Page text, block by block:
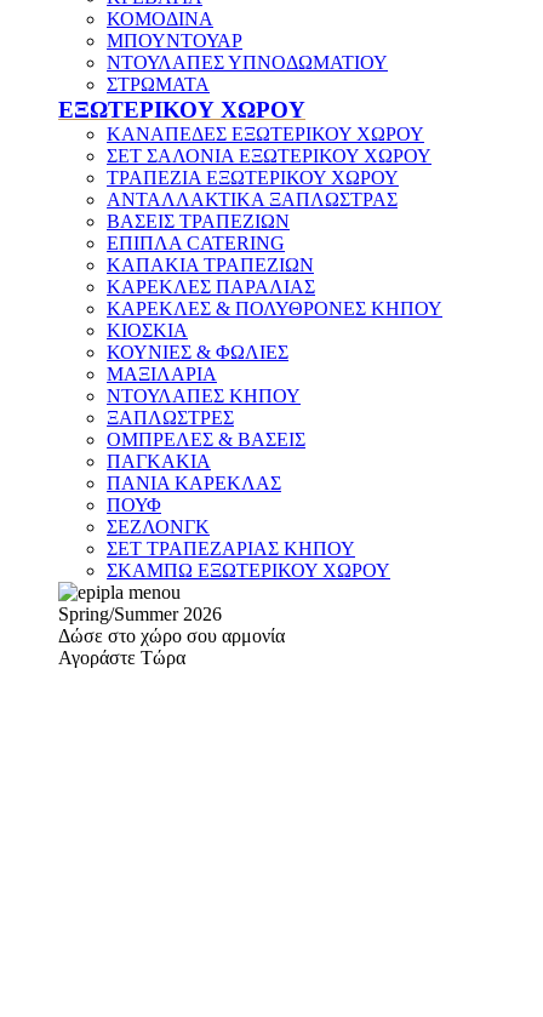
ΚΟΜΟΔΙΝΑ
ΜΠΟΥΝΤΟΥΑΡ
ΝΤΟΥΛΑΠΕΣ ΥΠΝΟΔΩΜΑΤΙΟΥ
ΣΤΡΩΜΑΤΑ
ΕΞΩΤΕΡΙΚΟΥ ΧΩΡΟΥ
ΚΑΝΑΠΕΔΕΣ ΕΞΩΤΕΡΙΚΟΥ ΧΩΡΟΥ
ΣΕΤ ΣΑΛΟΝΙΑ ΕΞΩΤΕΡΙΚΟΥ ΧΩΡΟΥ
ΤΡΑΠΕΖΙΑ ΕΞΩΤΕΡΙΚΟΥ ΧΩΡΟΥ
ΑΝΤΑΛΛΑΚΤΙΚΑ ΞΑΠΛΩΣΤΡΑΣ
ΒΑΣΕΙΣ ΤΡΑΠΕΖΙΩΝ
ΕΠΙΠΛΑ CATERING
ΚΑΠΑΚΙΑ ΤΡΑΠΕΖΙΩΝ
ΚΑΡΕΚΛΕΣ ΠΑΡΑΛΙΑΣ
ΚΑΡΕΚΛΕΣ & ΠΟΛΥΘΡΟΝΕΣ ΚΗΠΟΥ
ΚΙΟΣΚΙΑ
ΚΟΥΝΙΕΣ & ΦΩΛΙΕΣ
ΜΑΞΙΛΑΡΙΑ
ΝΤΟΥΛΑΠΕΣ ΚΗΠΟΥ
ΞΑΠΛΩΣΤΡΕΣ
ΟΜΠΡΕΛΕΣ & ΒΑΣΕΙΣ
ΠΑΓΚΑΚΙΑ
ΠΑΝΙΑ ΚΑΡΕΚΛΑΣ
ΠΟΥΦ
ΣΕΖΛΟΝΓΚ
ΣΕΤ ΤΡΑΠΕΖΑΡΙΑΣ ΚΗΠΟΥ
ΣΚΑΜΠΩ ΕΞΩΤΕΡΙΚΟΥ ΧΩΡΟΥ
Spring/Summer 2026
Δώσε στο χώρο σου αρμονία
Αγοράστε Τώρα